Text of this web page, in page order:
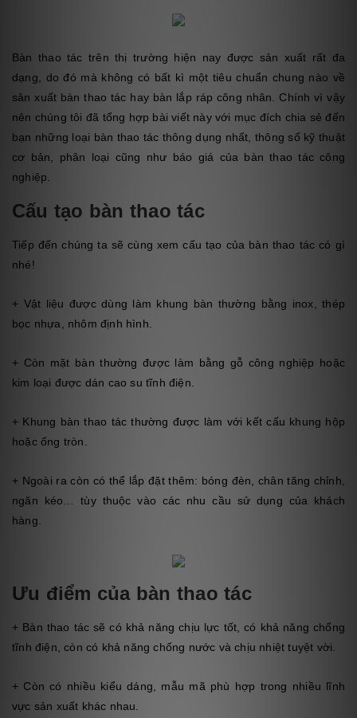
Bàn thao tác trên thị trường hiện nay được sản xuất rất đa
dạng, do đó mà không có bất kì một tiêu chuẩn chung nào về
sản xuất bàn thao tác hay bàn lắp ráp công nhân. Chính vì vậy
nên chúng tôi đã tổng hợp bài viết này với mục đích chia sẻ đến
bạn những loại bàn thao tác thông dụng nhất, thông số kỹ thuật
cơ bản, phân loại cũng như báo giá của bàn thao tác công
nghiệp.
Cấu tạo bàn thao tác
Tiếp đến chúng ta sẽ cùng xem cấu tạo của bàn thao tác có gì
nhé!
+ Vật liệu được dùng làm khung bàn thường bằng inox, thép
bọc nhựa, nhôm định hình.
+ Còn mặt bàn thường được làm bằng gỗ công nghiệp hoặc
kim loại được dán cao su tĩnh điện.
+ Khung bàn thao tác thường được làm với kết cấu khung hộp
hoặc ống tròn.
+ Ngoài ra còn có thể lắp đặt thêm: bóng đèn, chân tăng chỉnh,
ngăn kéo… tùy thuộc vào các nhu cầu sử dụng của khách
hàng.
Ưu điểm của bàn thao tác
+ Bàn thao tác sẽ có khả năng chịu lực tốt, có khả năng chống
tĩnh điện, còn có khả năng chống nước và chịu nhiệt tuyệt vời.
+ Còn có nhiều kiểu dáng, mẫu mã phù hợp trong nhiều lĩnh
vực sản xuất khác nhau.